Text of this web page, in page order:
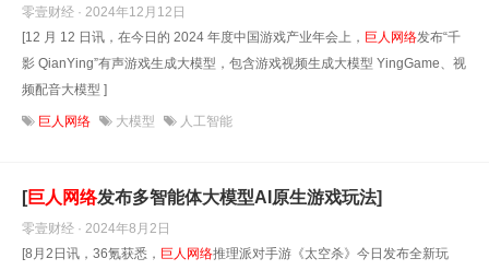
零壹财经 · 2024年12月12日
[12 月 12 日讯，在今日的 2024 年度中国游戏产业年会上， 巨人网络发布“千
影 QianYing”有声游戏生成大模型，包含游戏视频生成大模型 YingGame、视
频配音大模型 ]
巨人网络 大模型 人工智能
[巨人网络发布多智能体大模型AI原生游戏玩法]
零壹财经 · 2024年8月2日
[8月2日讯，36氪获悉， 巨人网络推理派对手游《太空杀》今日发布全新玩